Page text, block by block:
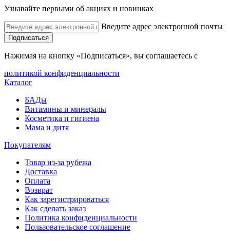
Узнавайте первыми об акциях и новинках
Введите адрес электронной почты
Подписаться
Нажимая на кнопку «Подписаться», вы соглашаетесь с
политикой конфиденциальности
Каталог
БАДы
Витамины и минералы
Косметика и гигиена
Мама и дитя
Покупателям
Товар из-за рубежа
Доставка
Оплата
Возврат
Как зарегистрироваться
Как сделать заказ
Политика конфиденциальности
Пользовательское соглашение